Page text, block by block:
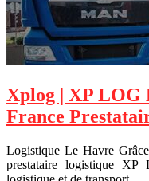
Xplog | XP LOG
France
Logistique Le Havre
prestataire logistique